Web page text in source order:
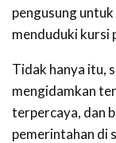
pengusung
menduduki kursi
Tidak hanya itu,
mengidamkan
terpercaya, dan
pemerintahan di